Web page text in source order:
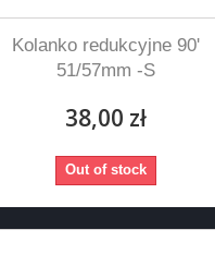
Kolanko redukcyjne 90'
51/57mm -S
38,00 zł
Out of stock